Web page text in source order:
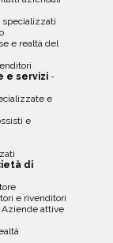
specializzati
e realtà del
e servizi -
e
e
di
e rivenditori
attive